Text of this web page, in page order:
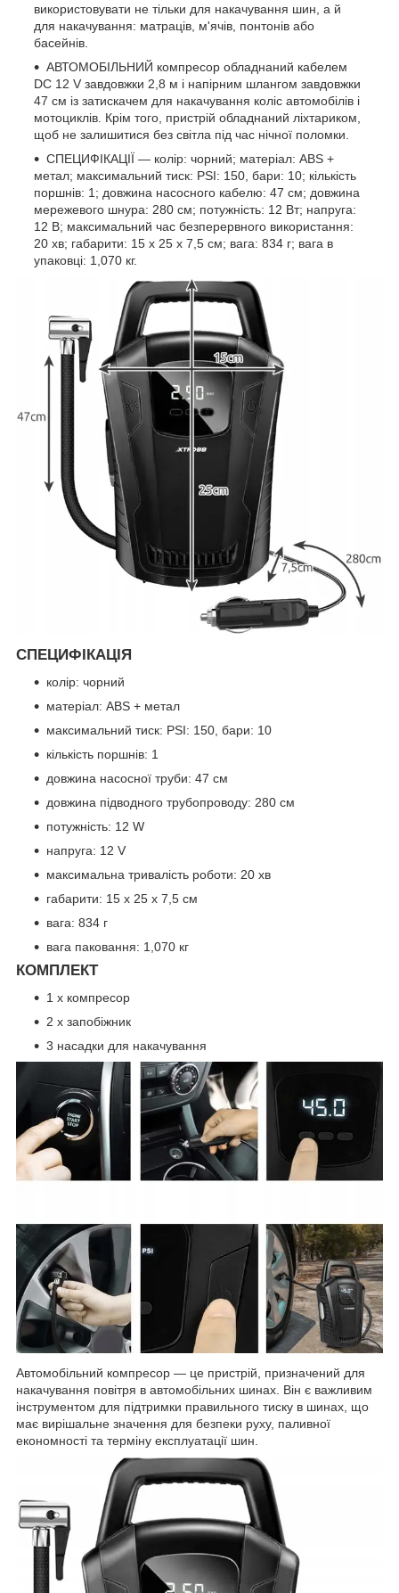
використовувати не тільки для накачування шин, а й
для накачування: матраців, м'ячів, понтонів або
басейнів.
АВТОМОБІЛЬНИЙ компресор обладнаний кабелем
DC 12 V завдовжки 2,8 м і напірним шлангом завдовжки
47 см із затискачем для накачування коліс автомобілів і
мотоциклів. Крім того, пристрій обладнаний ліхтариком,
щоб не залишитися без світла під час нічної поломки.
СПЕЦИФІКАЦІЇ — колір: чорний; матеріал: ABS +
метал; максимальний тиск: PSI: 150, бари: 10; кількість
поршнів: 1; довжина насосного кабелю: 47 см; довжина
мережевого шнура: 280 см; потужність: 12 Вт; напруга:
12 В; максимальний час безперервного використання:
20 хв; габарити: 15 x 25 x 7,5 см; вага: 834 г; вага в
упаковці: 1,070 кг.
СПЕЦИФІКАЦІЯ
колір: чорний
матеріал: ABS + метал
максимальний тиск: PSI: 150, бари: 10
кількість поршнів: 1
довжина насосної труби: 47 см
довжина підводного трубопроводу: 280 см
потужність: 12 W
напруга: 12 V
максимальна тривалість роботи: 20 хв
габарити: 15 x 25 x 7,5 см
вага: 834 г
вага паковання: 1,070 кг
КОМПЛЕКТ
1 x компресор
2 x запобіжник
3 насадки для накачування
Автомобільний компресор — це пристрій, призначений для
накачування повітря в автомобільних шинах. Він є важливим
інструментом для підтримки правильного тиску в шинах, що
має вирішальне значення для безпеки руху, паливної
економності та терміну експлуатації шин.